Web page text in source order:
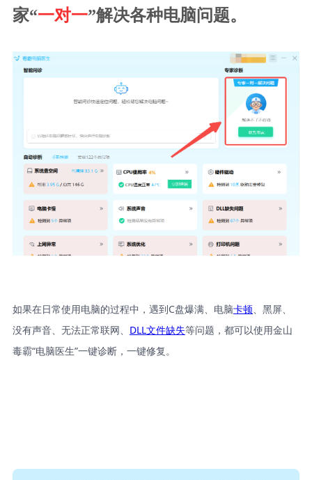
家“一对一”解决各种电脑问题。
如果在日常使用电脑的过程中，遇到C盘爆满、电脑卡顿、黑屏、
没有声音、无法正常联网、 DLL文件缺失等问题，都可以使用金山
毒霸“电脑医生”一键诊断，一键修复。